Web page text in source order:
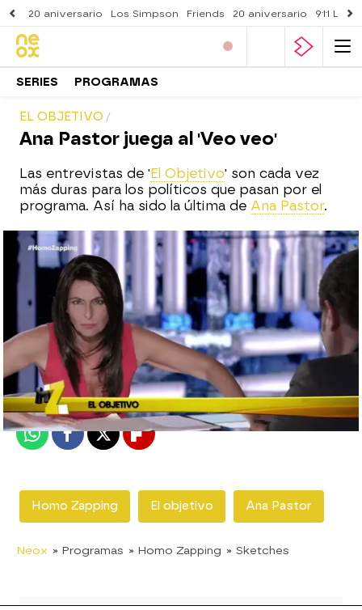
20 aniversario Los Simpson Friends 20 aniversario 911
SERIES PROGRAMAS
EL OBJETIVO
Ana Pastor juega al 'Veo veo'
Las entrevistas de 'El Objetivo' son cada vez
más duras para los políticos que pasan por el
programa. Así ha sido la última de Ana Pastor.
neox
Madrid
Publicado:25 de junio de 2017, 22:31
WhatsappFacebook
X Flipboard
Homo Zapping El objetivo Ana Pastor
Neox » Programas » Homo Zapping » Sketches